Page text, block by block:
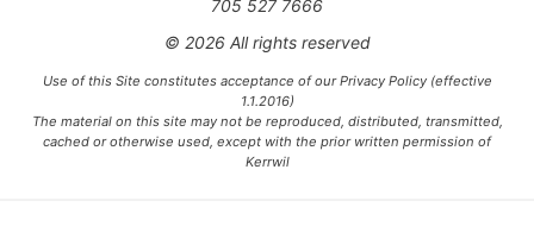
705 527 7666
© 2026 All rights reserved
Use of this Site constitutes acceptance of our Privacy Policy (effective
1.1.2016)
The material on this site may not be reproduced, distributed, transmitted,
cached or otherwise used, except with the prior written permission of
Kerrwil